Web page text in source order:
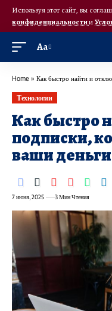
Используя этот сайт, вы
конфиденциальностии
Аа
Home » Как быстро найти и отключить
Технологии
Как быстро
подписки,
ваши
7 июня, 2025 3 Мин Чтения